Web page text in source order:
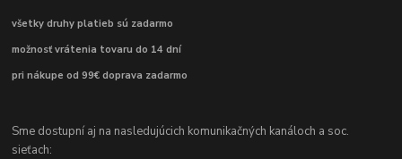
všetky druhy platieb sú zadarmo
možnosť vrátenia tovaru do 14 dní
pri nákupe od 99€ doprava zadarmo
Sme dostupní aj na nasledujúcich komunikačných kanáloch a soc.
sieťach: